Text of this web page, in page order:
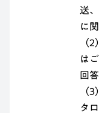
送
に
（
は
回答
（
タ